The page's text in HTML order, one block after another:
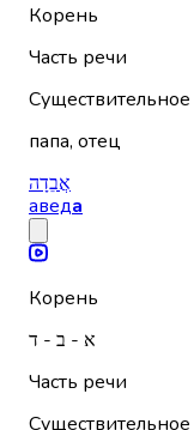
Корень
Часть речи
Существительное
папа, отец
אֲבֵדָה
аведа
Корень
א - ב - ד
Часть речи
Существительное